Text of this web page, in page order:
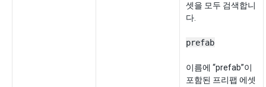
셋을 모두 검색합니
다.
prefab
이름에 “prefab”이
포함된 프리팹 에셋